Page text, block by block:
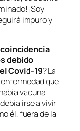
¡Soy
impuro y
debido
Covid-19? La
enfermedad que
vacuna
irse a vivir
él, fuera de la